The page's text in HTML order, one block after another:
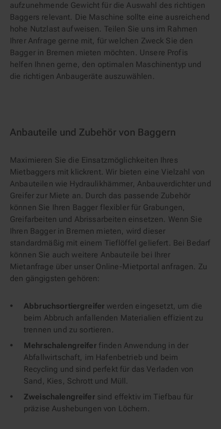
aufzunehmende Gewicht für die Auswahl des richtigen
Baggers relevant. Die Maschine sollte eine ausreichend
hohe Nutzlast aufweisen. Teilen Sie uns im Rahmen
Ihrer Anfrage gerne mit, für welchen Zweck Sie den
Bagger in Bremen mieten möchten. Unsere Profis
helfen Ihnen gerne, den optimalen Maschinentyp und
die richtigen Anbaugeräte auszuwählen.
Anbauteile und Zubehör von Baggern
Maximieren Sie die Einsatzmöglichkeiten Ihres
Mietbaggers mit klickrent. Wir bieten eine Vielzahl von
Anbauteilen wie Hydraulikhämmer, Anbauverdichter und
Greifer zur Miete an. Durch das passende Zubehör
können Sie Ihren Bagger flexibler für Grabungen,
Greifarbeiten und Abrissarbeiten einsetzen. Wenn Sie
Ihren Bagger in Bremen mieten, wird dieser
standardmäßig mit einem Tieflöffel geliefert. Bei Bedarf
können Sie auch weitere Anbauteile bei Ihrer
Mietanfrage über unser Online-Mietportal anfragen. Zu
den gängigsten gehören:
Abbruchsortiergreifer werden eingesetzt, um die
beim Abbruch anfallenden Materialien effizient zu
trennen und zu sortieren.
Mehrschalengreifer finden Anwendung in der
Abfallwirtschaft, im Hafenbetrieb und beim
Recycling und sind perfekt für das Verladen von
Sand, Kies, Schrott und Müll.
Zweischalengreifer sind effektiv im Tiefbau für
präzise Aushebungen von Löchern.